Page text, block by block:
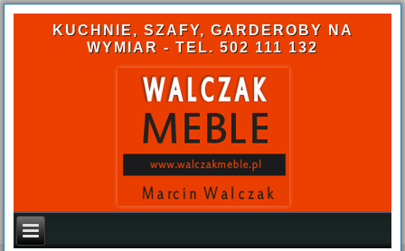
KUCHNIE, SZAFY, GARDEROBY NA
WYMIAR - TEL. 502 111 132